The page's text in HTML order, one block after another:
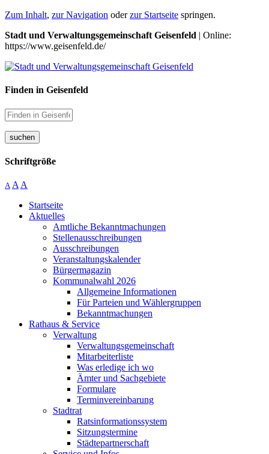
Zum Inhalt, zur Navigation oderzur Startseite springen.
Stadt und Verwaltungsgemeinschaft Geisenfeld | Online:
https://www.geisenfeld.de/
Finden in Geisenfeld
suchen
Schriftgröße
A A A
Startseite
Aktuelles
Amtliche Bekanntmachungen
Stellenausschreibungen
Ausschreibungen
Veranstaltungskalender
Bürgermagazin
Kommunalwahl 2026
Allgemeine Informationen
Für Parteien und Wählergruppen
Bekanntmachungen
Rathaus & Service
Verwaltung
Verwaltungsgemeinschaft
Mitarbeiterliste
Was erledige ich wo
Ämter und Sachgebiete
Formulare
Terminvereinbarung
Stadtrat
Ratsinformationssystem
Sitzungstermine
Städtepartnerschaft